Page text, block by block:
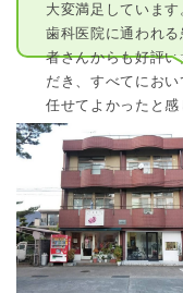
大変満足しています
歯科医院に通われる
者さんからも好評い
だき、すべてにおい
任せてよかったと感
ています。